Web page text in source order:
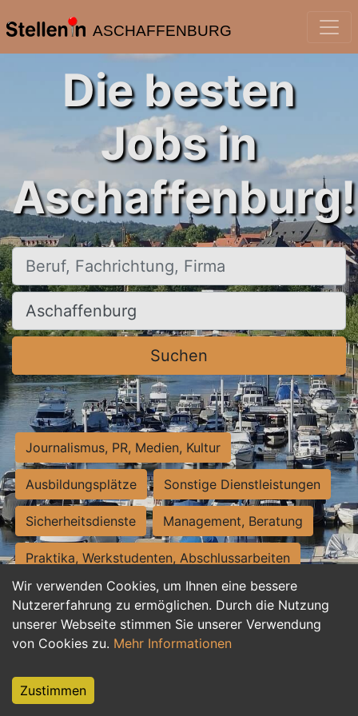
ASCHAFFENBURG
Wir verwenden Cookies, um Ihnen eine bessere
Nutzererfahrung zu ermöglichen. Durch die Nutzung
unserer Webseite stimmen Sie unserer Verwendung
von Cookies zu. Mehr Informationen
Zustimmen
Die besten
Jobs in
Aschaffenburg!
Beruf, Fachrichtung, Firma
Ort, Stadt
Suchen
Journalismus, PR, Medien, Kultur
Ausbildungsplätze Sonstige Dienstleistungen
Sicherheitsdienste Management, Beratung
Praktika, Werkstudenten, Abschlussarbeiten
Personalwesen Assistenz, Sekretariat
Hilfskräfte, Aushilfs- und Nebenjobs
Weiterbildung, Studium, duale Ausbildung